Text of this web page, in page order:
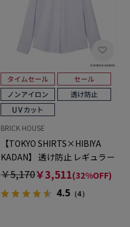
BRICK HOUSE
【TOKYO SHIRTS×HIBIYA
KADAN】 透け防止 レギュラー
長袖 形態安定 レディースシャ
￥5,170￥3,511(32%OFF)
4.5 （4）